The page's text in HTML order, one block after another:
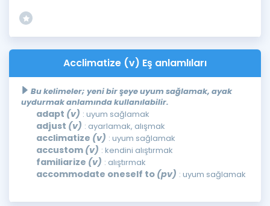
Acclimatize (v) Eş anlamlıları
Bu kelimeler; yeni bir şeye uyum sağlamak, ayak
uydurmak anlamında kullanılabilir.
adapt (v) : uyum sağlamak
adjust (v) : ayarlamak, alışmak
acclimatize (v) : uyum sağlamak
accustom (v) : kendini alıştırmak
familiarize (v) : alıştırmak
accommodate oneself to (pv) : uyum sağlamak